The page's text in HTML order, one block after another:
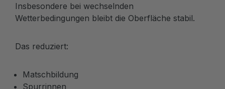
Insbesondere bei wechselnden
Wetterbedingungen bleibt die Oberfläche stabil.
Das reduziert:
Matschbildung
Spurrinnen